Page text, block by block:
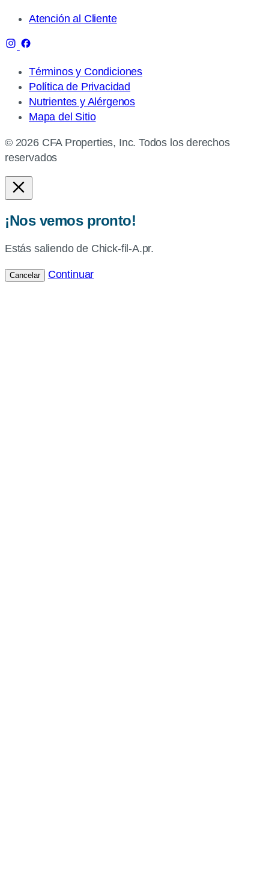
Atención al Cliente
Términos y Condiciones
Política de Privacidad
Nutrientes y Alérgenos
Mapa del Sitio
© 2026 CFA Properties, Inc. Todos los derechos
reservados
¡Nos vemos pronto!
Estás saliendo de Chick-fil-A.pr.
Cancelar Continuar